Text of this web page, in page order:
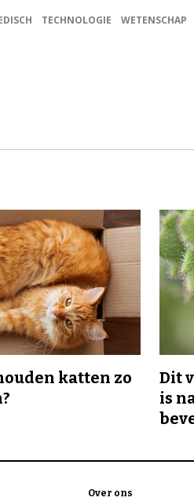
TECHNOLOGIE WETENSCHAP
katten zo
Dit
is
Over ons